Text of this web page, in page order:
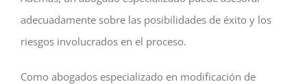
adecuadamente sobre las posibilidades de éxito y los
riesgos involucrados en el proceso.
Como abogados especializado en modificación de